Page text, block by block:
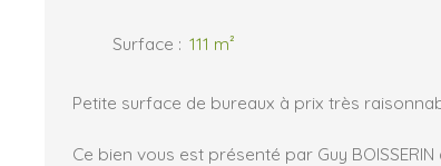
Surface : 111 m²
Petite surface de bureaux à prix très
Ce bien vous est présenté par Guy BOISSERIN